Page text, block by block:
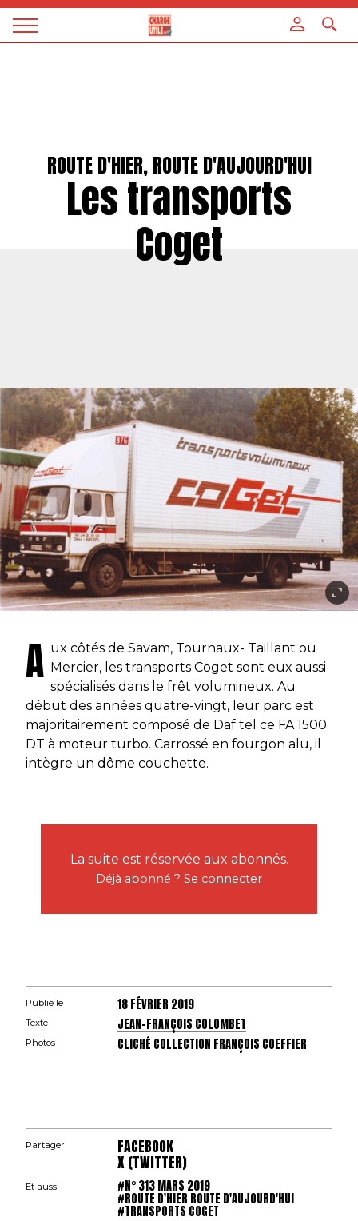
Magazine
ROUTE D'HIER, ROUTE D'AUJOURD'HUI
Les transports
Coget
A ux côtés de Savam, Tournaux- Taillant ou
Mercier, les transports Coget sont eux aussi
spécialisés dans le frêt volumineux. Au
début des années quatre-vingt, leur parc est
majoritairement composé de Daf tel ce FA 1500
DT à moteur turbo. Carrossé en fourgon alu, il
intègre un dôme couchette.
La suite est réservée aux abonnés.
Déjà abonné ? Se connecter
Publié le 18 FÉVRIER 2019
Texte JEAN-FRANÇOIS COLOMBET
Photos CLICHÉ COLLECTION FRANÇOIS COEFFIER
Partager FACEBOOK
X (TWITTER)
Et aussi #N° 313 MARS 2019
#ROUTE D'HIER ROUTE D'AUJOURD'HUI
#TRANSPORTS COGET
Panneau de gestion des cookies